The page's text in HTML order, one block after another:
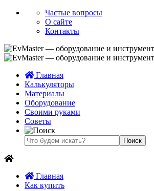
Частые вопросы
О сайте
Контакты
Главная
Калькуляторы
Материалы
Оборудование
Своими руками
Советы
Главная
Как купить